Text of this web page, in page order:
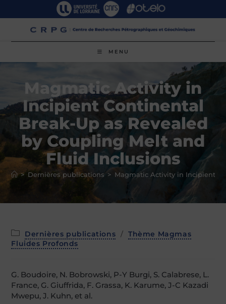
MENU
Magmatic Activity in
Incipient Continental
Break-Up as Revealed
by Coupling Melt and
Fluid Inclusions
> Dernières publications > Magmatic Activity in Incipient
Post
category:
Dernières publications / Thème Magmas
Fluides Profonds
G. Boudoire, N. Bobrowski, P-Y Burgi, S. Calabrese, L.
France, G. Giuffrida, F. Grassa, K. Karume, J-C Kazadi
Mwepu, J. Kuhn, et al.